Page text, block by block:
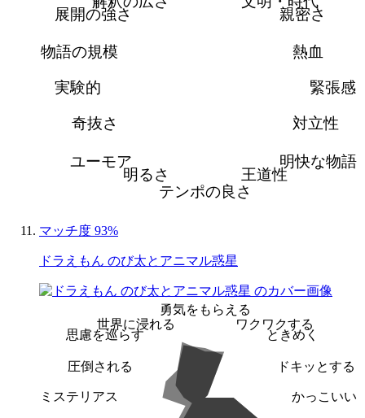
親密さ
熱血
緊張感
対立性
明快な物語
王道性
テンポの良さ
明るさ
ユーモア
奇抜さ
実験的
物語の規模
展開の強さ
マッチ度 93%
ドラえもん のび太とアニマル惑星
勇気をもらえる
ワクワクする
ときめく
ドキッとする
かっこいい
ミステリアス
圧倒される
思慮を巡らす
世界に浸れる